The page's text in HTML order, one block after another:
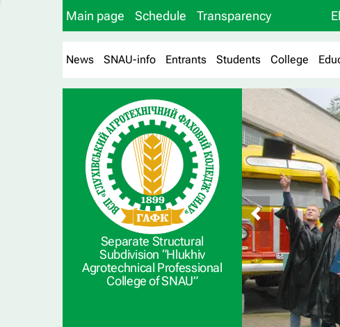
Main page Schedule Transparency
News SNAU-info Entrants Students College
Separate Structural
Subdivision “Hlukhiv
Agrotechnical Professional
College of SNAU”